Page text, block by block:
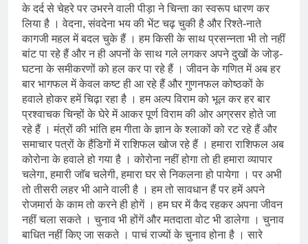
2 Years Ago
दिल्ली की फ़िरदौस ख़ान को मिला बेस्ट
वालंटियर अवॉर्ड–लाल बिहारी लाल
2 Years Ago
समाज सेवा मे तत्पर दानवीर परिवार
2 Years Ago
“अंतर्राष्ट्रीय महिला दिवस “ की बहुत
बहुत बधाई
2 Years Ago
भारत रत्न जननायक कर्पूरी ठाकुर
3 Years Ago
राम नाम लो प्रेम से – मनमोहन शर्मा
‘शरण’ (सम्पादकीय )
3 Years Ago
विश्व पुस्तक मेले (10-18 फरवरी) में
अनुराधा प्रकाशन के स्टाल पर अपनी
के दर्द से चेहरे पर उभरने वाली पीड़ा ने चिन्ता का स्वरूप धारण कर
लिया है । वेदना, संवदेना भय की भेंट चढ़ चुकी है और रिश्ते-नाते
कागजी महल में बदल चुके हैं । हम किसी के साथ प्रसन्नता भी तो नहीं
बांट पा रहे हैं और न ही अपनों के साथ गले लगकर अपने दुखों के जोड़-
घटना के समीकरणों को हल कर पा रहे हैं । जीवन के गणित में अब हर
बार भागफल में केवल कष्ट ही आ रहे हैं और गुणनफल कोष्ठकों के
हवाले होकर हमें चिढ़ा रहा है । हम अल्प विराम को भूल कर हर बार
प्रश्वाचक चिन्हों के घेरे में आकर पूर्ण विराम की ओर अग्रसर होते जा
रहे हैं । मंत्रों की भांति हम गीता के ज्ञान के श्लाकों को रट रहे हैं और
समाचार पत्रों के हैंडिगों में राशिफल खोज रहे हैं । हमारा राशिफल अब
कोरोना के हवाले हो गया है । कोरोना नहीं होगा तो ही हमारा व्यापार
चलेगा, हमारी जाॅब चलेगी, हमारा घर से निकलना हो पायेगा । पर अभी
तो तीसरी लहर भी आने वाली है । हम तो सावधान हैं पर हमें अपने
रोजमार्रा के काम तो करने ही होगें । हम घर में कैद रहकर अपना जीवन
नहीं चला सकते । चुनाव भी होंगें और मतदाता वोट भी डालेगा । चुनाव
बाधित नहीं किए जा सकते । पाचं राज्यों के चुनाव होना है । सारे